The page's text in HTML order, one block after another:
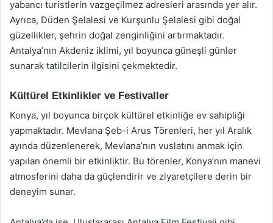
yabancı turistlerin vazgeçilmez adresleri arasında yer alır.
Ayrıca, Düden Şelalesi ve Kurşunlu Şelalesi gibi doğal
güzellikler, şehrin doğal zenginliğini artırmaktadır.
Antalya’nın Akdeniz iklimi, yıl boyunca güneşli günler
sunarak tatilcilerin ilgisini çekmektedir.
Kültürel Etkinlikler ve Festivaller
Konya, yıl boyunca birçok kültürel etkinliğe ev sahipliği
yapmaktadır. Mevlana Şeb-i Arus Törenleri, her yıl Aralık
ayında düzenlenerek, Mevlana’nın vuslatını anmak için
yapılan önemli bir etkinliktir. Bu törenler, Konya’nın manevi
atmosferini daha da güçlendirir ve ziyaretçilere derin bir
deneyim sunar.